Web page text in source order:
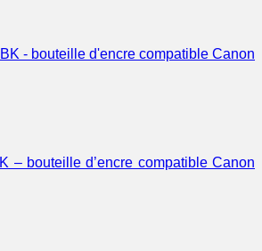
– bouteille d’encre compatible Canon